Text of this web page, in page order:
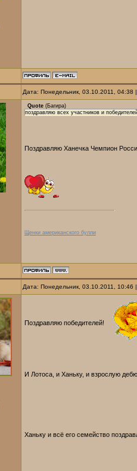
Дата: Понедельник, 03.10.2011,
Quote (Багира)
поздравляю всех участников и
Поздравляю Ханечка Чемпион
Щенки американского булли
Дата: Понедельник, 03.10.2011,
Поздравляю победителей!
И Лотоса, и Ханьку, и взрослую
Ханьку и всё его семейство